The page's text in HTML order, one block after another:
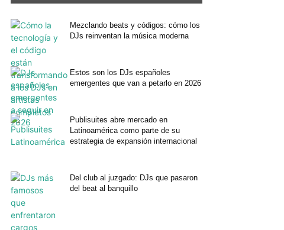
Mezclando beats y códigos: cómo los
DJs reinventan la música moderna
Estos son los DJs españoles
emergentes que van a petarlo en 2026
Publisuites abre mercado en
Latinoamérica como parte de su
estrategia de expansión internacional
Del club al juzgado: DJs que pasaron
del beat al banquillo